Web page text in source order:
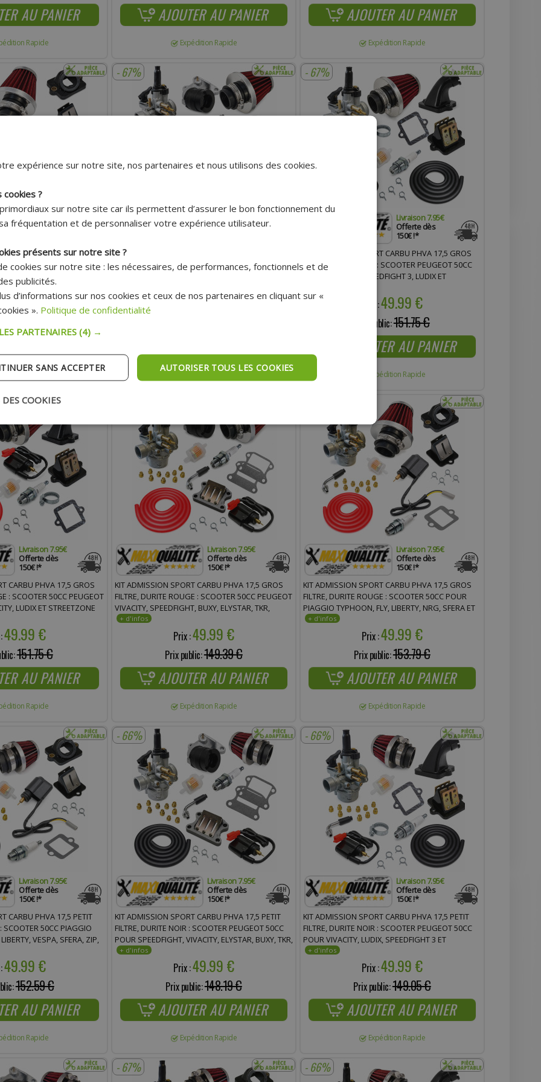
AU PANIER
Rapide
AJOUTER AU PANIER
Expédition Rapide
AJOUTER AU PANIER
Expédition Rapide
Livraison 7.95€
Offerte dès
CARBU PHVA 17,5 GROS
SCOOTER 50CC
TYPHOON, NRG, FLY,
ZIP, GILERA ICE, STORM,
DERBI ET APRILIA
49.99 €
Rapide
- 67%
Livraison 7.95€
Offerte dès
KIT ADMISSION SPORT CARBU PHVA 17,5 GROS
FILTRE, DURITE NOIR : SCOOTER PEUGEOT 50CC
SPEEDFIGHT, VIVACITY, BUXY, ELYSTAR, TKR,
FIGHT
49.99 €
Expédition Rapide
- 67%
Livraison 7.95€
Offerte dès
150€ !*
KIT ADMISSION SPORT CARBU PHVA 17,5 GROS
FILTRE, DURITE NOIR : SCOOTER PEUGEOT 50CC
POUR VIVACITY, SPEEDFIGHT 3, LUDIX ET
Prix :49.99 €
Prix public:151.75 €
AJOUTER AU PANIER
Expédition Rapide
Livraison 7.95€
Offerte dès
150€ !*
CARBU PHVA 17,5 GROS
: SCOOTER 50CC PEUGEOT
LUDIX ET STREETZONE
49.99 €
151.75 €
AU PANIER
Rapide
Livraison 7.95€
Offerte dès
150€ !*
KIT ADMISSION SPORT CARBU PHVA 17,5 GROS
FILTRE, DURITE ROUGE : SCOOTER 50CC PEUGEOT
VIVACITY, SPEEDFIGHT, BUXY, ELYSTAR, TKR,
ZENITH, TREKKER, ELYSEO, LOOXOR, SQUAB ET X-
Prix :49.99 €
Prix public:149.39 €
AJOUTER AU PANIER
Expédition Rapide
Livraison 7.95€
Offerte dès
150€ !*
KIT ADMISSION SPORT CARBU PHVA 17,5 GROS
FILTRE, DURITE ROUGE : SCOOTER 50CC POUR
PIAGGIO TYPHOON, FLY, LIBERTY, NRG, SFERA ET
ZIP, AINSI QUE GILERA ICE, STORM, TPH, STALKER,
ITALJET, DERBI ET APRILIA
Prix :49.99 €
Prix public:153.79 €
AJOUTER AU PANIER
Expédition Rapide
Livraison 7.95€
Offerte dès
150€ !*
CARBU PHVA 17,5 PETIT
SCOOTER 50CC PIAGGIO
VESPA, SFERA, ZIP,
TPH, ITALJET, DERBI
49.99 €
152.59 €
AU PANIER
Rapide
- 66%
Livraison 7.95€
Offerte dès
150€ !*
KIT ADMISSION SPORT CARBU PHVA 17,5 PETIT
FILTRE, DURITE NOIR : SCOOTER PEUGEOT 50CC
POUR SPEEDFIGHT, VIVACITY, ELYSTAR, BUXY, TKR,
LOOXOR, TREKKER, ZENITH, ELYSEO, SQUAB ET X-
Prix :49.99 €
Prix public:148.19 €
AJOUTER AU PANIER
Expédition Rapide
- 66%
Livraison 7.95€
Offerte dès
150€ !*
KIT ADMISSION SPORT CARBU PHVA 17,5 PETIT
FILTRE, DURITE NOIR : SCOOTER PEUGEOT 50CC
POUR VIVACITY, LUDIX, SPEEDFIGHT 3 ET
STREETZONE
Prix :49.99 €
Prix public:149.05 €
AJOUTER AU PANIER
Expédition Rapide
- 67% - 66%
expérience sur notre site, nos partenaires et nous utilisons des cookies.
cookies ?
sur notre site car ils permettent d’assurer le bon fonctionnement du
fréquentation et de personnaliser votre expérience utilisateur.
présents sur notre site ?
cookies sur notre site : les nécessaires, de performances, fonctionnels et de
publicités.
d’informations sur nos cookies et ceux de nos partenaires en cliquant sur «
». Politique de confidentialité
PARTENAIRES (4) →
AUTORISER TOUS LES COOKIES
SANS ACCEPTER
COOKIES